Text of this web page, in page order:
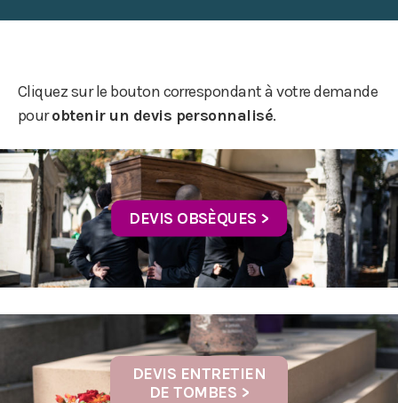
Cliquez sur le bouton correspondant à votre demande
pourobtenir un devis personnalisé.
DEVIS OBSÈQUES >
DEVIS ENTRETIEN
DE TOMBES >